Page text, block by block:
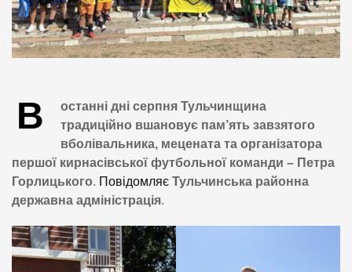
В
останні дні серпня Тульчинщина
традиційно вшановує пам’ять завзятого
вболівальника, мецената та організатора
першої кирнасівської футбольної команди – Петра
Горлицького. Повідомляє Тульчинська районна
державна адміністрація.